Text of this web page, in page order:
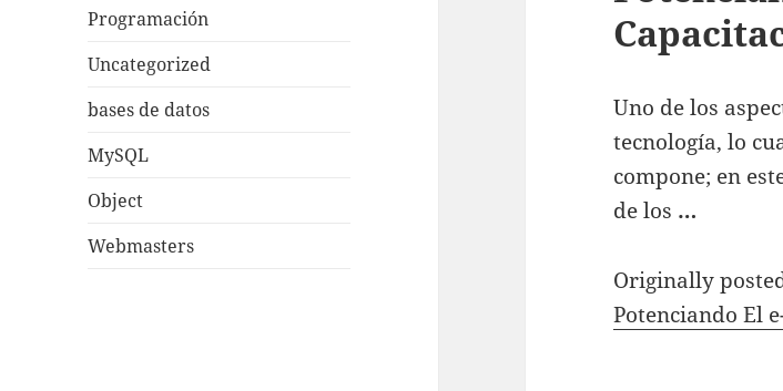
Programación
Uncategorized
bases de datos
MySQL
Object
Webmasters
Uno ԁе los
tecnología, lo
compone; en
ԁе los …
Originally
Potenciando El